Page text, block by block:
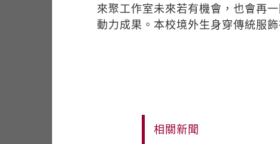
來聚工作室未來若有機會，也會再
動力成果。本校境外生身穿傳統服
相關新聞